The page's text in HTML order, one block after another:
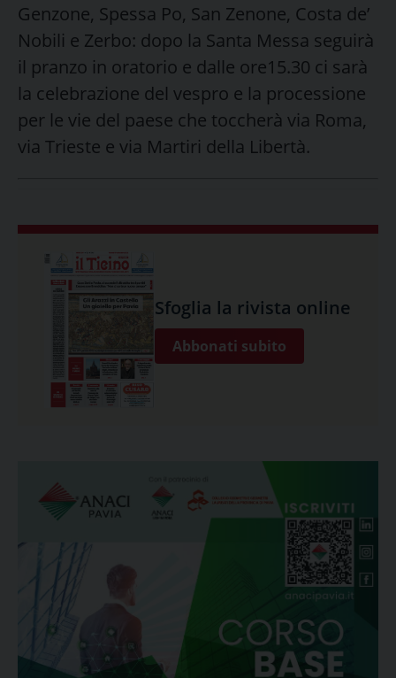
Genzone, Spessa Po, San Zenone, Costa de’
Nobili e Zerbo: dopo la Santa Messa seguirà
il pranzo in oratorio e dalle ore15.30 ci sarà
la celebrazione del vespro e la processione
per le vie del paese che toccherà via Roma,
via Trieste e via Martiri della Libertà.
Sfoglia la rivista online
Abbonati subito